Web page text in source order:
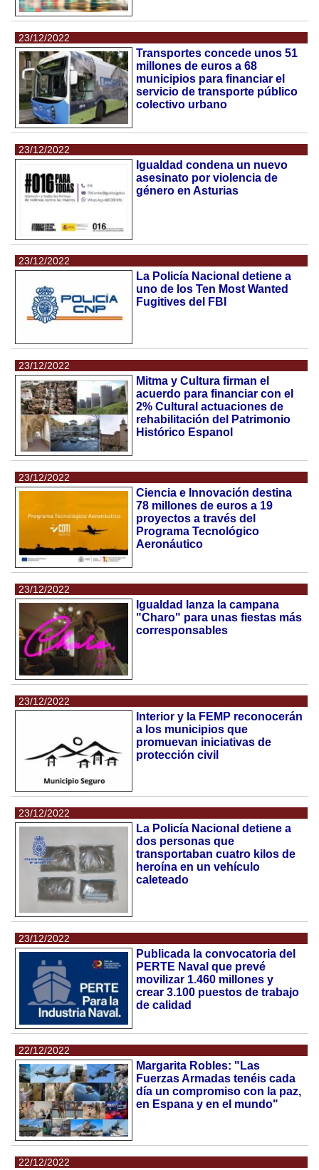
23/12/2022
Transportes concede unos 51
millones de euros a 68
municipios para financiar el
servicio de transporte público
colectivo urbano
23/12/2022
Igualdad condena un nuevo
asesinato por violencia de
género en Asturias
23/12/2022
La Policía Nacional detiene a
uno de los Ten Most Wanted
Fugitives del FBI
23/12/2022
Mitma y Cultura firman el
acuerdo para financiar con el
2% Cultural actuaciones de
rehabilitación del Patrimonio
Histórico Espanol
23/12/2022
Ciencia e Innovación destina
78 millones de euros a 19
proyectos a través del
Programa Tecnológico
Aeronáutico
23/12/2022
Igualdad lanza la campana
"Charo" para unas fiestas más
corresponsables
23/12/2022
Interior y la FEMP reconocerán
a los municipios que
promuevan iniciativas de
protección civil
23/12/2022
La Policía Nacional detiene a
dos personas que
transportaban cuatro kilos de
heroína en un vehículo
caleteado
23/12/2022
Publicada la convocatoria del
PERTE Naval que prevé
movilizar 1.460 millones y
crear 3.100 puestos de trabajo
de calidad
22/12/2022
Margarita Robles: "Las
Fuerzas Armadas tenéis cada
día un compromiso con la paz,
en Espana y en el mundo"
22/12/2022